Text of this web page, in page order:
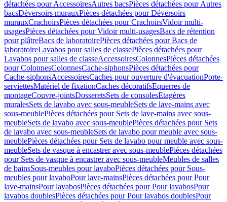
détachées pour AccessoiresAutres bacsPièces détachées pour Autres
bacsDéversoirs murauxPièces détachées pour Déversoirs
murauxCrachoirsPièces détachées pour CrachoirsVidoir multi-
usagesPièces détachées pour Vidoir multi-usagesBacs de rétention
pour plâtreBacs de laboratoirePièces détachées pour Bacs de
laboratoireLavabos pour salles de classePièces détachées pour
Lavabos pour salles de classeAccessoiresColonnesPièces détachées
pour ColonnesColonnesCache-siphonsPièces détachées pour
Cache-siphonsAccessoiresCaches pour ouverture d'évacuationPorte-
serviettesMatériel de fixationCaches décoratifsEquerres de
montageCouvre-jointsDosseretsSets de consolesEtagères
muralesSets de lavabo avec sous-meubleSets de lave-mains avec
sous-meublePièces détachées pour Sets de lave-mains avec sous-
meubleSets de lavabo avec sous-meublePièces détachées pour Sets
de lavabo avec sous-meubleSets de lavabo pour meuble avec sous-
meublePièces détachées pour Sets de lavabo pour meuble avec sous-
meubleSets de vasque à encastrer avec sous-meublePièces détachées
pour Sets de vasque à encastrer avec sous-meubleMeubles de salles
de bainsSous-meubles pour lavaboPièces détachées pour Sous-
meubles pour lavaboPour lave-mainsPièces détachées pour Pour
lave-mainsPour lavabosPièces détachées pour Pour lavabosPour
lavabos doublesPièces détachées pour Pour lavabos doublesPour